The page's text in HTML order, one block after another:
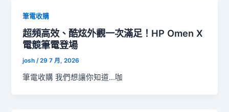
筆電收購
超頻高效、酷炫外觀一次滿足！HP Omen X
電競筆電登場
josh/29 7 月, 2026
筆電收購 我們想讓你知道…咖